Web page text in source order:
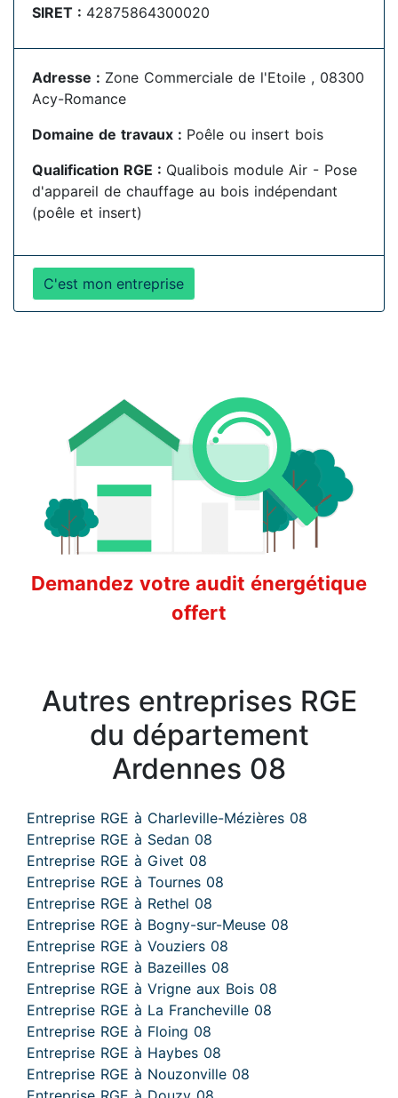
SIRET : 42875864300020
Adresse : Zone Commerciale de l'Etoile , 08300
Acy-Romance
Domaine de travaux : Poêle ou insert bois
Qualification RGE : Qualibois module Air - Pose
d'appareil de chauffage au bois indépendant
(poêle et insert)
C'est mon entreprise
Demandez votre audit énergétique
offert
Autres entreprises RGE
du département
Ardennes 08
Entreprise RGE à Charleville-Mézières 08
Entreprise RGE à Sedan 08
Entreprise RGE à Givet 08
Entreprise RGE à Tournes 08
Entreprise RGE à Rethel 08
Entreprise RGE à Bogny-sur-Meuse 08
Entreprise RGE à Vouziers 08
Entreprise RGE à Bazeilles 08
Entreprise RGE à Vrigne aux Bois 08
Entreprise RGE à La Francheville 08
Entreprise RGE à Floing 08
Entreprise RGE à Haybes 08
Entreprise RGE à Nouzonville 08